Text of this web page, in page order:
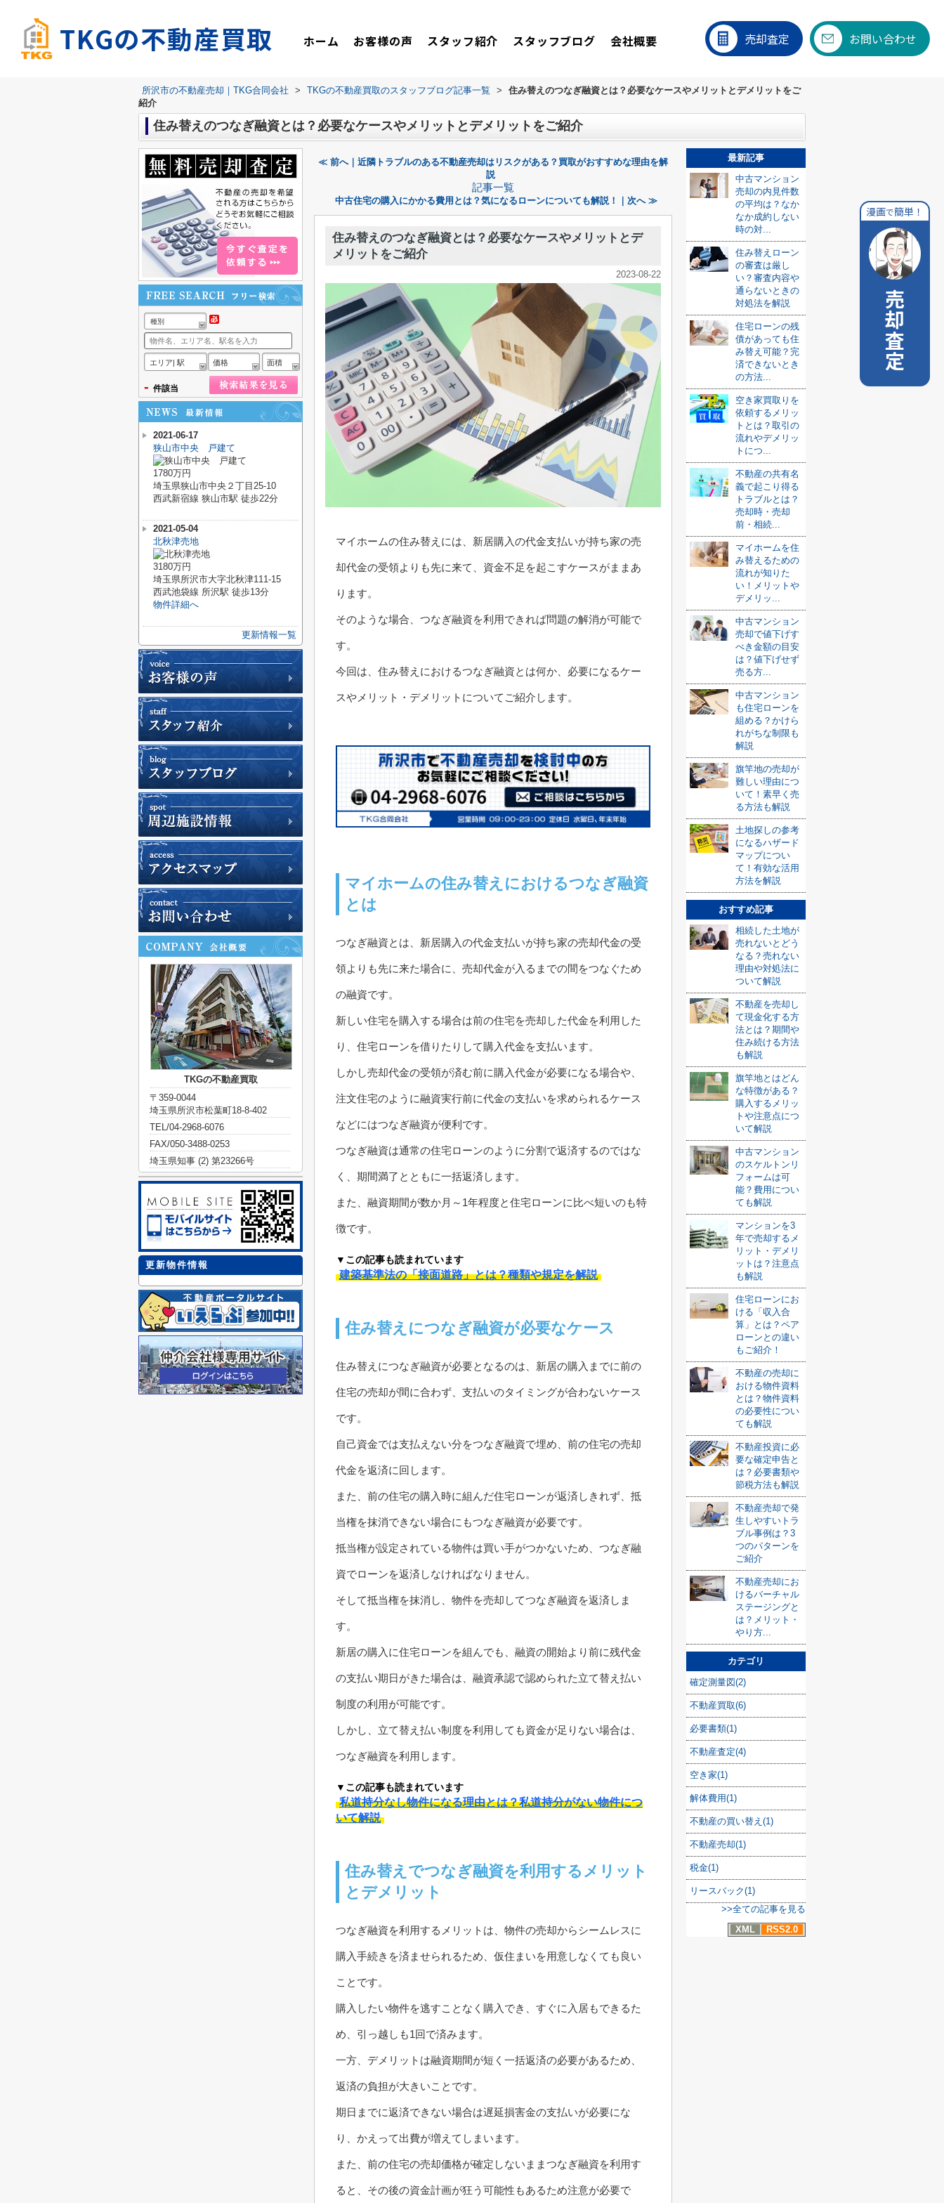
TKGの不動産買取 ホーム お客様の声 スタッフ紹介 スタッフブログ 会社概要 売却査定 お問い合わせ
漫画で簡単！
売却査定
所沢市の不動産売却｜TKG合同会社 > TKGの不動産買取のスタッフブログ記事一覧 >
住み替えのつなぎ融資とは？必要なケースやメリットとデメリットをご
紹介
住み替えのつなぎ融資とは？必要なケースやメリットとデメリットをご紹介
≪ 前へ｜近隣トラブルのある不動産売却はリスクがある？買取がおすすめな理由を解
説
記事一覧
中古住宅の購入にかかる費用とは？気になるローンについても解説！｜次へ ≫
住み替えのつなぎ融資とは？必要なケースやメリットとデ
メリットをご紹介
2023-08-22
マイホームの住み替えには、新居購入の代金支払いが持ち家の売
却代金の受領よりも先に来て、資金不足を起こすケースがままあ
ります。
そのような場合、つなぎ融資を利用できれば問題の解消が可能で
す。
今回は、住み替えにおけるつなぎ融資とは何か、必要になるケー
スやメリット・デメリットについてご紹介します。
マイホームの住み替えにおけるつなぎ融資
とは
つなぎ融資とは、新居購入の代金支払いが持ち家の売却代金の受
領よりも先に来た場合に、売却代金が入るまでの間をつなぐため
の融資です。
新しい住宅を購入する場合は前の住宅を売却した代金を利用した
り、住宅ローンを借りたりして購入代金を支払います。
しかし売却代金の受領が済む前に購入代金が必要になる場合や、
注文住宅のように融資実行前に代金の支払いを求められるケース
などにはつなぎ融資が便利です。
つなぎ融資は通常の住宅ローンのように分割で返済するのではな
く、期間満了とともに一括返済します。
また、融資期間が数か月～1年程度と住宅ローンに比べ短いのも特
徴です。
▼この記事も読まれています
建築基準法の「接面道路」とは？種類や規定を解説
住み替えにつなぎ融資が必要なケース
住み替えにつなぎ融資が必要となるのは、新居の購入までに前の
住宅の売却が間に合わず、支払いのタイミングが合わないケース
です。
自己資金では支払えない分をつなぎ融資で埋め、前の住宅の売却
代金を返済に回します。
また、前の住宅の購入時に組んだ住宅ローンが返済しきれず、抵
当権を抹消できない場合にもつなぎ融資が必要です。
抵当権が設定されている物件は買い手がつかないため、つなぎ融
資でローンを返済しなければなりません。
そして抵当権を抹消し、物件を売却してつなぎ融資を返済しま
す。
新居の購入に住宅ローンを組んでも、融資の開始より前に残代金
の支払い期日がきた場合は、融資承認で認められた立て替え払い
制度の利用が可能です。
しかし、立て替え払い制度を利用しても資金が足りない場合は、
つなぎ融資を利用します。
▼この記事も読まれています
私道持分なし物件になる理由とは？私道持分がない物件につ
いて解説
住み替えでつなぎ融資を利用するメリット
とデメリット
つなぎ融資を利用するメリットは、物件の売却からシームレスに
購入手続きを済ませられるため、仮住まいを用意しなくても良い
ことです。
購入したい物件を逃すことなく購入でき、すぐに入居もできるた
め、引っ越しも1回で済みます。
一方、デメリットは融資期間が短く一括返済の必要があるため、
返済の負担が大きいことです。
期日までに返済できない場合は遅延損害金の支払いが必要にな
り、かえって出費が増えてしまいます。
また、前の住宅の売却価格が確定しないままつなぎ融資を利用す
ると、その後の資金計画が狂う可能性もあるため注意が必要で
最新記事
中古マンション
売却の内見件数
の平均は？なか
なか成約しない
時の対...
住み替えローン
の審査は厳し
い？審査内容や
通らないときの
対処法を解説
住宅ローンの残
債があっても住
み替え可能？完
済できないとき
の方法...
空き家買取りを
依頼するメリッ
トとは？取引の
流れやデメリッ
トにつ...
不動産の共有名
義で起こり得る
トラブルとは？
売却時・売却
前・相続...
マイホームを住
み替えるための
流れが知りた
い！メリットや
デメリッ...
中古マンション
売却で値下げす
べき金額の目安
は？値下げせず
売る方...
中古マンション
も住宅ローンを
組める？かけら
れがちな制限も
解説
旗竿地の売却が
難しい理由につ
いて！素早く売
る方法も解説
土地探しの参考
になるハザード
マップについ
て！有効な活用
方法を解説
おすすめ記事
相続した土地が
売れないとどう
なる？売れない
理由や対処法に
ついて解説
不動産を売却し
て現金化する方
法とは？期間や
住み続ける方法
も解説
旗竿地とはどん
な特徴がある？
購入するメリッ
トや注意点につ
いて解説
中古マンション
のスケルトンリ
フォームは可
能？費用につい
ても解説
マンションを3
年で売却するメ
リット・デメリ
ットは？注意点
も解説
住宅ローンにお
ける「収入合
算」とは？ペア
ローンとの違い
もご紹介！
不動産の売却に
おける物件資料
とは？物件資料
の必要性につい
ても解説
不動産投資に必
要な確定申告と
は？必要書類や
節税方法も解説
不動産売却で発
生しやすいトラ
ブル事例は？3
つのパターンを
ご紹介
不動産売却にお
けるバーチャル
ステージングと
は？メリット・
やり方...
カテゴリ
確定測量図(2)
不動産買取(6)
必要書類(1)
不動産査定(4)
空き家(1)
解体費用(1)
不動産の買い替え(1)
不動産売却(1)
税金(1)
リースバック(1)
>>全ての記事を見る
XML
RSS2.0
種別
エリア| 駅 価格 面積
- 件該当
2021-06-17
狭山市中央 戸建て
1780万円
埼玉県狭山市中央２丁目25-10
西武新宿線 狭山市駅 徒歩22分
2021-05-04
北秋津売地
3180万円
埼玉県所沢市大字北秋津111-15
西武池袋線 所沢駅 徒歩13分
物件詳細へ
更新情報一覧
TKGの不動産買取
〒359-0044
埼玉県所沢市松葉町18-8-402
TEL/04-2968-6076
FAX/050-3488-0253
埼玉県知事 (2) 第23266号
更新物件情報